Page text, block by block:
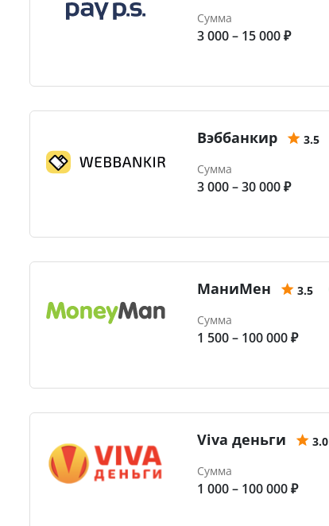
Сумма
3 000 – 15 000 ₽
Вэббанкир 3.5
Сумма
3 000 – 30 000 ₽
МаниМен 3.5
Сумма
1 500 – 100 000 ₽
Viva деньги 3.0
Сумма
1 000 – 100 000 ₽